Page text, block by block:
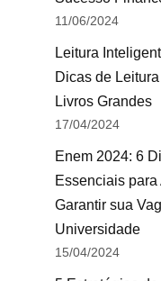
11/06/2024
Leitura
Dicas de
Livros Grandes
17/04/2024
Enem 2024: 6
Essenciais para
Garantir sua
Universidade
15/04/2024